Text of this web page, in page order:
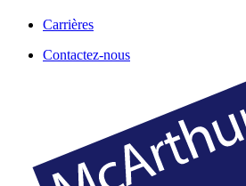
Carrières
Contactez-nous